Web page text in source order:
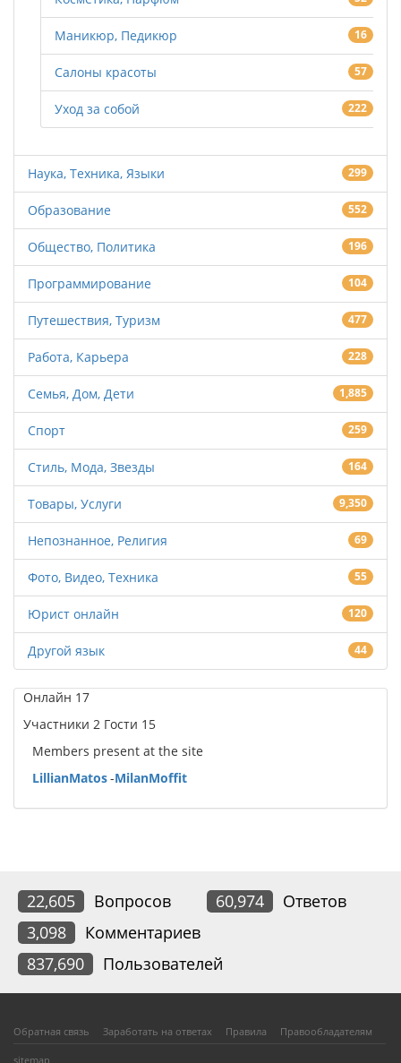
Маникюр, Педикюр 16
Салоны красоты 57
Уход за собой 222
Наука, Техника, Языки 299
Образование 552
Общество, Политика 196
Программирование 104
Путешествия, Туризм 477
Работа, Карьера 228
Семья, Дом, Дети 1,885
Спорт 259
Стиль, Мода, Звезды 164
Товары, Услуги 9,350
Непознанное, Религия 69
Фото, Видео, Техника 55
Юрист онлайн 120
Другой язык 44
Онлайн 17
Участники 2 Гости 15
Members present at the site
LillianMatos-MilanMoffit
22,605 Вопросов 60,974
Ответов
3,098
Комментариев
837,690
Пользователей
Обратная связь Заработать на ответах Правила Правообладателям
sitemap